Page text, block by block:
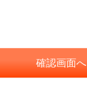
確認画面へ